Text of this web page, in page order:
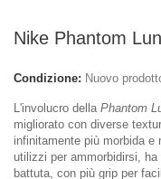
Nike Phantom
Condizione: Nuovo
L'involucro dellaPhantom
migliorato con diverse
infinitamente più morbida e
utilizzi per ammorbidirsi,
battuta, con più grip per